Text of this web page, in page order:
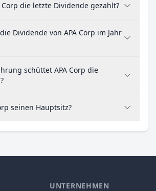
Corp die letzte Dividende gezahlt?
Dividende von APA Corp im Jahr
schüttet APA Corp die
seinen Hauptsitz?
UNTERNEHMEN